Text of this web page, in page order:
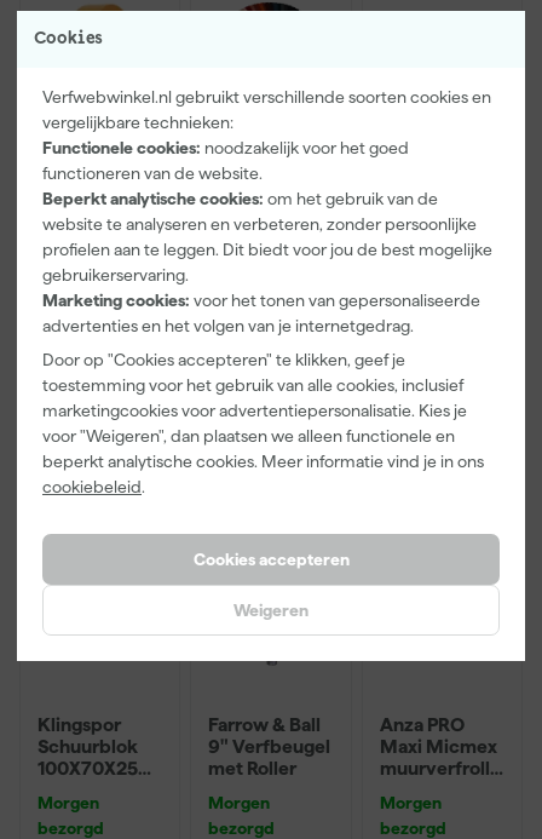
Cookies
Verfwebwinkel.nl gebruikt verschillende soorten cookies en
vergelijkbare technieken:
Functionele cookies: noodzakelijk voor het goed
functioneren van de website.
Beperkt analytische cookies: om het gebruik van de
website te analyseren en verbeteren, zonder persoonlijke
profielen aan te leggen. Dit biedt voor jou de best mogelijke
gebruikerservaring.
Marketing cookies: voor het tonen van gepersonaliseerde
advertenties en het volgen van je internetgedrag.
Door op "Cookies accepteren" te klikken, geef je
toestemming voor het gebruik van alle cookies, inclusief
marketingcookies voor advertentiepersonalisatie. Kies je
voor "Weigeren", dan plaatsen we alleen functionele en
beperkt analytische cookies. Meer informatie vind je in ons
cookiebeleid.
Cookies accepteren
Weigeren
Paintura
Lucamax
Washi tape -
50mx24mm
Morgen
bezorgd
3,99
incl. BTW
Farrow & Ball
F&B
Kleurenwaaie
r
bezorgd
22,00
incl. BTW
Go!Paint Roll
And Go
Verfbak -
12cm Roller -
Inzetbakken
bezorgd
3, 99
incl. BTW
Klingspor
Schuurblok
100X70X25m
P220
Morgen
bezorgd
Farrow & Ball
9" Verfbeugel
met Roller
Morgen
bezorgd
Anza PRO
Maxi Micmex
muurverfrolle
Morgen
bezorgd